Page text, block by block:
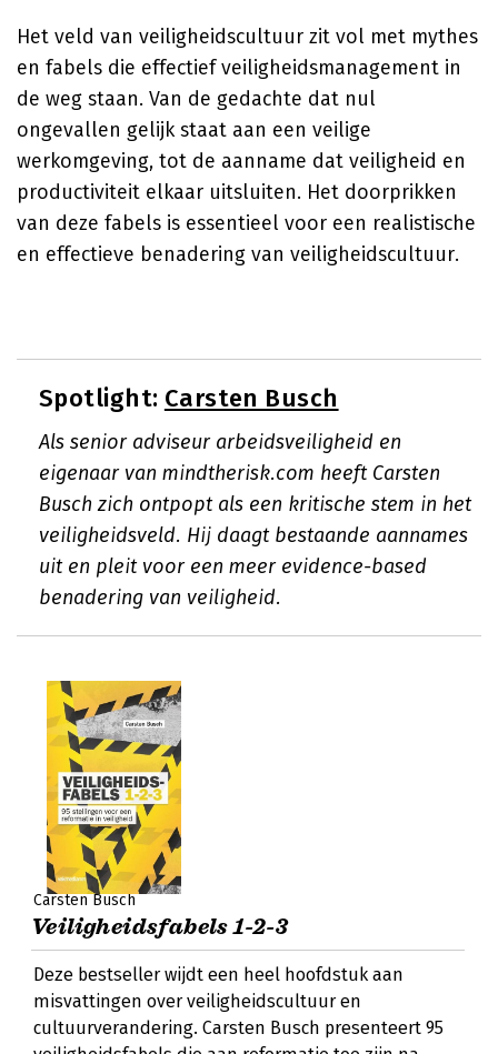
Het veld van veiligheidscultuur zit vol met mythes
en fabels die effectief veiligheidsmanagement in
de weg staan. Van de gedachte dat nul
ongevallen gelijk staat aan een veilige
werkomgeving, tot de aanname dat veiligheid en
productiviteit elkaar uitsluiten. Het doorprikken
van deze fabels is essentieel voor een realistische
en effectieve benadering van veiligheidscultuur.
Spotlight: Carsten Busch
Als senior adviseur arbeidsveiligheid en
eigenaar van mindtherisk.com heeft Carsten
Busch zich ontpopt als een kritische stem in het
veiligheidsveld. Hij daagt bestaande aannames
uit en pleit voor een meer evidence-based
benadering van veiligheid.
Carsten Busch
Veiligheidsfabels 1-2-3
Deze bestseller wijdt een heel hoofdstuk aan
misvattingen over veiligheidscultuur en
cultuurverandering. Carsten Busch presenteert 95